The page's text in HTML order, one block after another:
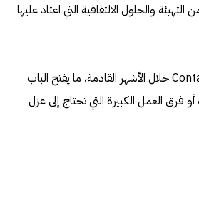
والحلول الالتفافية التي اعتاد عليها
كما كشفت الشركة عن خطط لتشغيل WSL داخل حاويات Containers خلال الأشهر القادمة، ما يفتح الباب
فرق العمل الكبيرة التي تحتاج إلى عزل